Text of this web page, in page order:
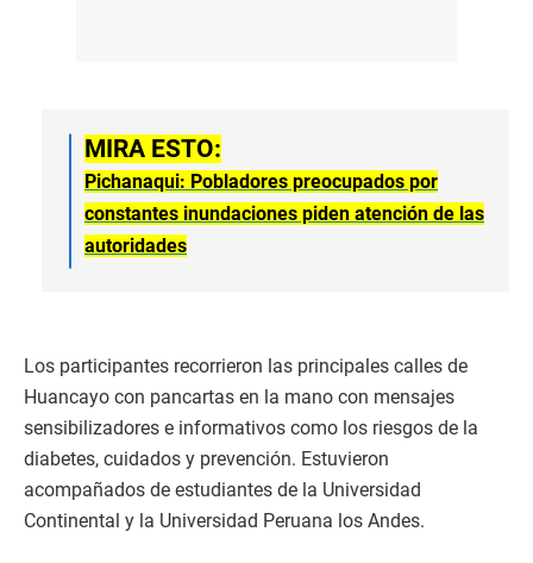
MIRA ESTO:
Pichanaqui: Pobladores preocupados por
constantes inundaciones piden atención de las
autoridades
Los participantes recorrieron las principales calles de
Huancayo con pancartas en la mano con mensajes
sensibilizadores e informativos como los riesgos de la
diabetes, cuidados y prevención. Estuvieron
acompañados de estudiantes de la Universidad
Continental y la Universidad Peruana los Andes.